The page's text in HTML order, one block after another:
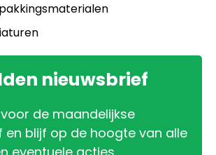
nieuwsbrief
de maandelijkse
en blijf op de hoogte van alle